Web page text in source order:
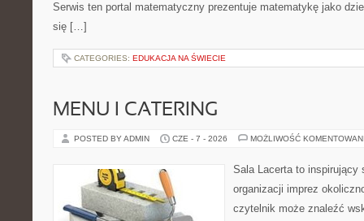
Serwis ten portal matematyczny prezentuje matematykę jako
się […]
CATEGORIES: EDUKACJA NA ŚWIECIE
MENU I CATERING
POSTED BY ADMIN CZE - 7 - 2026 MOŻLIWOŚĆ
Sala Lacerta to inspirujący
organizacji imprez
czytelnik może znaleźć